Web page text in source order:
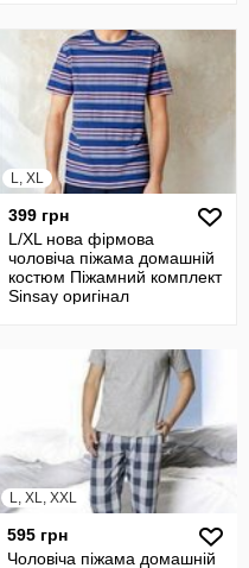
L, XL
399 грн
L/XL нова фірмова
чоловіча піжама домашній
костюм Піжамний комплект
Sinsay оригінал
L, XL, XXL
595 грн
Чоловіча піжама домашній